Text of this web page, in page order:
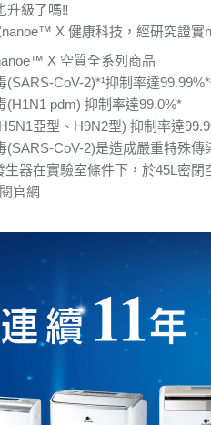
升級了嗎‼
X 健康科技，經研究證實
X 空質全系列商品
(SARS-CoV-2)*¹抑制率達
(H1N1 pdm) 抑制率達99.0%*
亞型、H9N2型) 抑制率達
(SARS-CoV-2)是造成嚴重特殊傳
器在實驗室條件下，於45L密閉
官網